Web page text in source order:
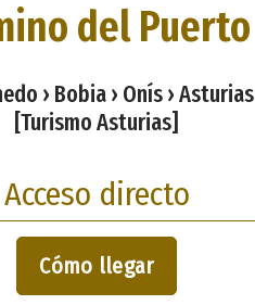
del Puerto
› Bobia › Onís › Asturias
[Turismo Asturias]
Acceso directo
Cómo llegar